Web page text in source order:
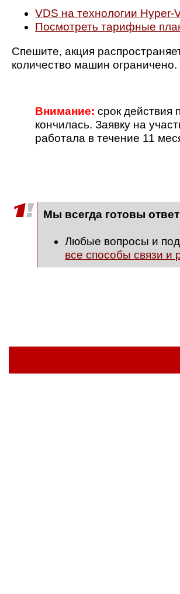
VDS на технологии
Посмотреть тарифные
Спешите, акция
количество машин
Внимание: срок действия
кончилась. Заявку на
работала в течение 11
Мы всегда готовы
Любые вопросы и
все способы связи и